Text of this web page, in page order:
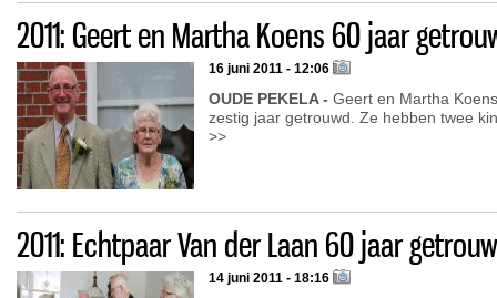
2011: Geert en Martha Koens 60 jaar
16 juni 2011 - 12:06
OUDE PEKELA - Geert en Martha
zestig jaar getrouwd. Ze hebben twee
>>
2011: Echtpaar Van der Laan 60 jaar
14 juni 2011 - 18:16